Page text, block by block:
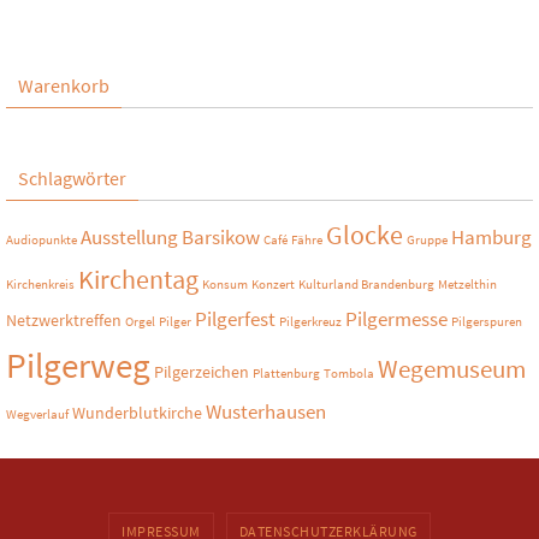
Warenkorb
Schlagwörter
Audiopunkte AusstellungBarsikow Café Fähre Glocke Gruppe Hamburg
Kirchenkreis Kirchentag Konsum Konzert Kulturland Brandenburg Metzelthin
Netzwerktreffen Orgel Pilger Pilgerfest Pilgerkreuz Pilgermesse Pilgerspuren
Pilgerweg Pilgerzeichen Plattenburg Tombola Wegemuseum
Wegverlauf WunderblutkircheWusterhausen
IMPRESSUM DATENSCHUTZERKLÄRUNG